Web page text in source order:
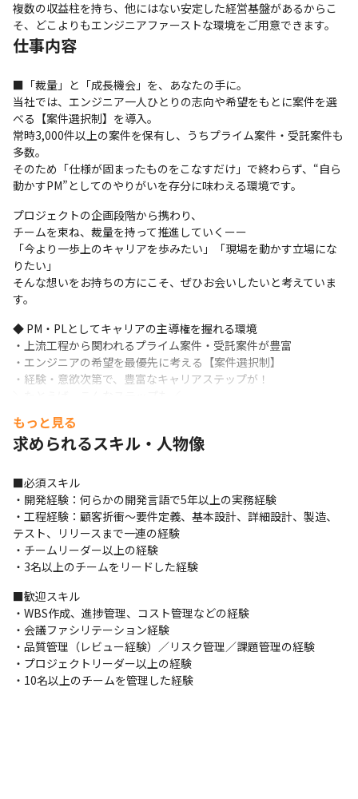
複数の収益柱を持ち、他にはない安定した経営基盤があるからこ
そ、どこよりもエンジニアファーストな環境をご用意できます。
仕事内容
■「裁量」と「成長機会」を、あなたの手に。
当社では、エンジニア一人ひとりの志向や希望をもとに案件を選
べる【案件選択制】を導入。
常時3,000件以上の案件を保有し、うちプライム案件・受託案件も
多数。
そのため「仕様が固まったものをこなすだけ」で終わらず、“自ら
動かすPM”としてのやりがいを存分に味わえる環境です。
プロジェクトの企画段階から携わり、
チームを束ね、裁量を持って推進していくーー
「今より一歩上のキャリアを歩みたい」「現場を動かす立場にな
りたい」
そんな想いをお持ちの方にこそ、ぜひお会いしたいと考えていま
す。
◆ PM・PLとしてキャリアの主導権を握れる環境
・上流工程から関われるプライム案件・受託案件が豊富
・エンジニアの希望を最優先に考える【案件選択制】
・経験・意欲次第で、豊富なキャリアステップが！
・PMとして配属 ⇒ 新チーム立ち上げ責任者に抜擢／自社サービ
ス構想に参画...など
◆ エンジニアファーストを貫く営業方針
「稼働超過が見込まれる案件は受けない」
この方針を全社で徹底しているため、平均残業は月9.4時間・有給
取得率100％という実績があります。
また、入社時には前職給与の120％を最低保証。
入社後も年収UPを実現する評価制度を整備し、努力や成果がしっ
かりと報酬に反映される環境です。
◆ 成長と安定、どちらも手に入る会社です
当社はIT領域に加えて、不動産・教育など複数の事業を展開して
おり、経営基盤は非常に安定。
一方で、組織はまだ成長フェーズの真っ只中。
「大手のような安心感」と「ベンチャーのような柔軟さ・スピー
ド感」の両立が可能です。
もっと見る
求められるスキル・人物像
■必須スキル
・開発経験：何らかの開発言語で5年以上の実務経験
・工程経験：顧客折衝～要件定義、基本設計、詳細設計、製造、
テスト、リリースまで一連の経験
・チームリーダー以上の経験
・3名以上のチームをリードした経験
■歓迎スキル
・WBS作成、進捗管理、コスト管理などの経験
・会議ファシリテーション経験
・品質管理（レビュー経験）／リスク管理／課題管理の経験
・プロジェクトリーダー以上の経験
・10名以上のチームを管理した経験